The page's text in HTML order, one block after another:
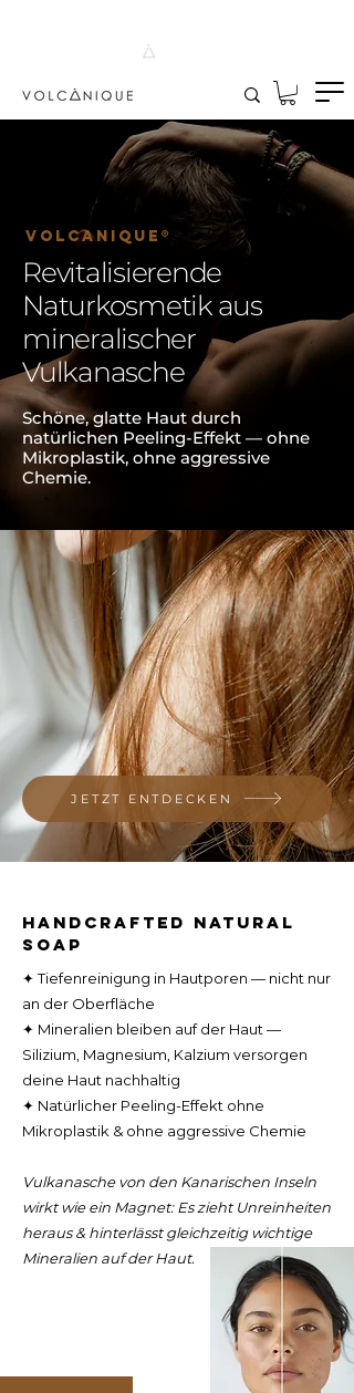
Volcanique®
Revitalisierende
Naturkosmetik aus
mineralischer
Vulkanasche
Schöne, glatte Haut durch
natürlichen Peeling-Effekt — ohne
Mikroplastik, ohne aggressive
Chemie.
JETZT ENTDECKEN
HANDCRAFTED NATURAL
SOAP
✦ Tiefenreinigung in Hautporen — nicht nur
an der Oberfläche
✦ Mineralien bleiben auf der Haut —
Silizium, Magnesium, Kalzium versorgen
deine Haut nachhaltig
✦ Natürlicher Peeling-Effekt ohne
Mikroplastik & ohne aggressive Chemie
Vulkanasche von den Kanarischen Inseln
wirkt wie ein Magnet: Es zieht Unreinheiten
heraus & hinterlässt gleichzeitig wichtige
Mineralien auf der Haut.